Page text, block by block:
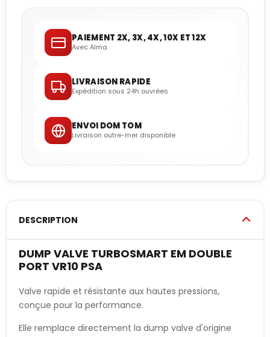
PAIEMENT 2X, 3X, 4X, 10X ET 12X
Avec Alma
LIVRAISON RAPIDE
Expédition sous 24h ouvrées
ENVOI DOM TOM
Livraison outre-mer disponible
DESCRIPTION
DUMP VALVE TURBOSMART EM DOUBLE
PORT VR10 PSA
Valve rapide et résistante aux hautes pressions,
conçue pour la performance.
Elle remplace directement la dump valve d'origine